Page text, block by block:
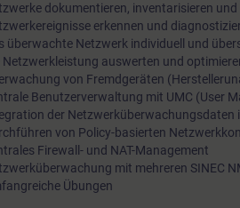
und NAT-
zur
sowie zur
dokumentieren, inventarisieren
erkennen und
überwachte Netzwerk individuell und
Netzwerkleistung auswerten und
von Fremdgeräten
Benutzerverwaltung mit UMC (User
der Netzwerküberwachungsdaten
von Policy-basierten
Firewall- und NAT-Management
mit mehreren SINEC
Übungen